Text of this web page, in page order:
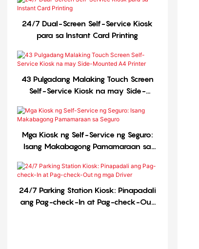
24/7 Dual-Screen Self-Service Kiosk
para sa Instant Card Printing
43 Pulgadang Malaking Touch Screen
Self-Service Kiosk na may Side-
Mga Kiosk ng Self-Service ng Seguro:
Isang Makabagong Pamamaraan sa
24/7 Parking Station Kiosk: Pinapadali
ang Pag-check-In at Pag-check-Out